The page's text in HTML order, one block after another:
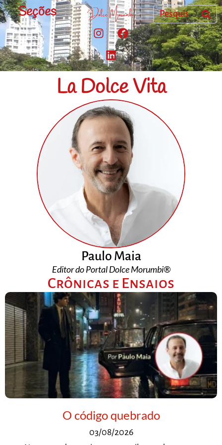
Seções
La Dolce Vita
Paulo Maia
Editor do Portal Dolce Morumbi®
Crônicas e Ensaios
O código quebrado
03/08/2026